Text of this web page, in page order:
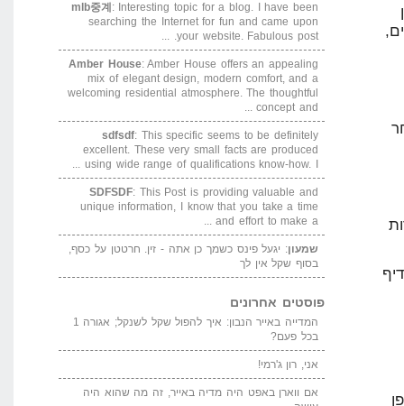
mlb중계: Interesting topic for a blog. I have been
searching the Internet for fun and came upon
your website. Fabulous post. ...
Amber House: Amber House offers an appealing
mix of elegant design, modern comfort, and a
welcoming residential atmosphere. The thoughtful
concept and ...
sdfsdf: This specific seems to be definitely
excellent. These very small facts are produced
using wide range of qualifications know-how. I ...
SDFSDF: This Post is providing valuable and
unique information, I know that you take a time
and effort to make a ...
שמעון: יגעל פינס כשמך כן אתה - זין. חרטטן על כסף,
בסוף שקל אין לך
פוסטים אחרונים
המדייה באייר הנבון: איך להפול שקל לשנקל; אגורה 1
בכל פעם?
אני, רון ג'רמי!
אם ווארן באפט היה מדיה באייר, זה מה שהוא היה